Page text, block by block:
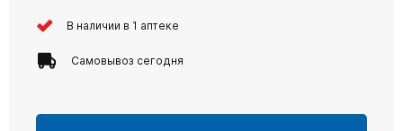
В наличии в 1 аптеке
Самовывоз сегодня